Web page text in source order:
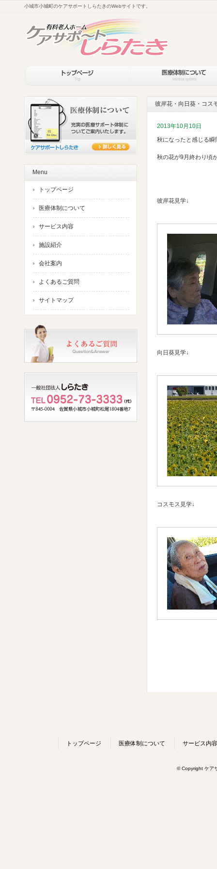
小城市小城町のケアサポートしらたきのWebサイトです。
彼岸花・向日葵・コス
2013年10月10日
秋になったと感じる
秋の花が9月終わり頃
彼岸花見学↓
向日葵見学↓
コスモス見学↓
Menu
トップページ
医療体制について
サービス内容
施設紹介
会社案内
よくあるご質問
サイトマップ
トップページ 医療体制について サービス内容
© Copyright ケア